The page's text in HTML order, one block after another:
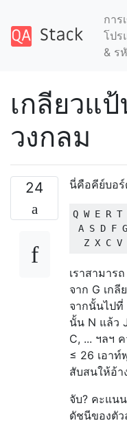
การ
โปร
& ร
เกลียวแ
วงกลม
24 นี่คือคีย์บอ
Q W E R
A S D F
เราสามาร
จาก G เกลี
จากนั้นไปที่
นั้น N แล้ว
C, ... ฯลฯ
≤ 26 เอาท์
สับสนให้อ้า
จับ? คะแน
ดัชนีของตัว